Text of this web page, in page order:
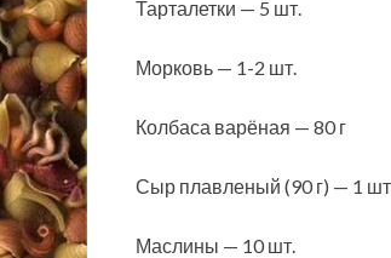
Тарталетки — 5 шт.
Морковь — 1-2 шт.
Колбаса варёная — 80 г
Сыр плавленый (90 г) — 1 шт.
Маслины — 10 шт.